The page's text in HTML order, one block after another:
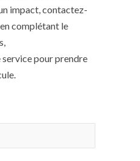
impact, contactez-
complétant le
service pour prendre